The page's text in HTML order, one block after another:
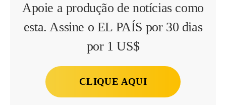
Apoie a produção de notícias como
esta. Assine o EL PAÍS por 30 dias
por 1 US$
CLIQUE AQUI